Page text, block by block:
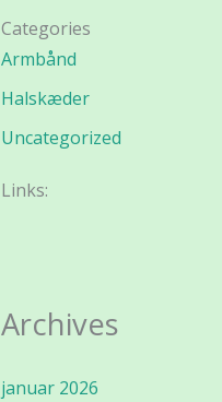
Categories
Armbånd
Halskæder
Uncategorized
Links:
Archives
januar 2026